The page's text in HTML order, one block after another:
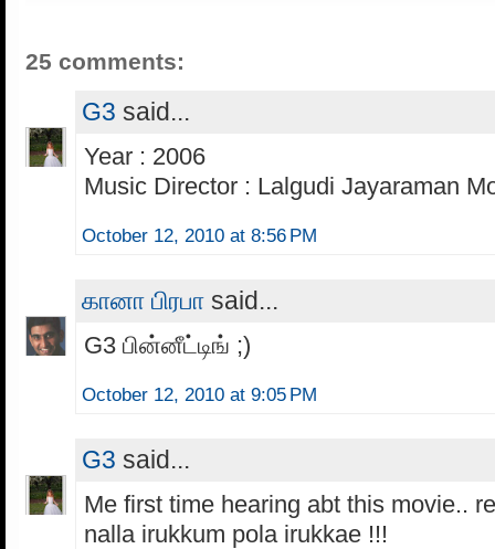
25 comments:
G3 said...
Year : 2006
Music Director : Lalgudi Jayaraman
October 12, 2010 at 8:56 PM
கானா பிரபா said...
G3 பின்னீட்டிங் ;)
October 12, 2010 at 9:05 PM
G3 said...
Me first time hearing abt this movie..
nalla irukkum pola irukkae !!!